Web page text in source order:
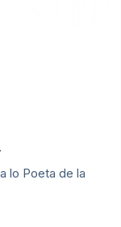
lo Poeta de la